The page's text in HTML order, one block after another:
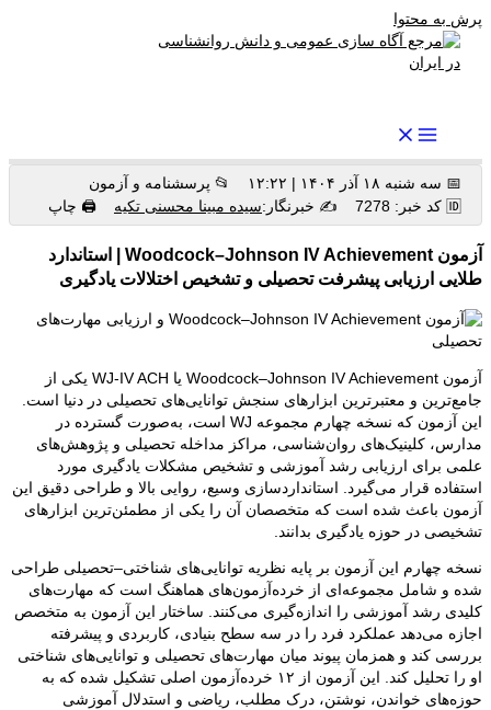
پرش به محتوا
📅 سه شنبه ۱۸ آذر ۱۴۰۴ | ۱۲:۲۲
📂 پرسشنامه و آزمون
🆔 کد خبر: 7278
✍️ خبرنگار:سیده مبینا محسنی تکیه 🖨 چاپ
آزمون Woodcock–Johnson IV Achievement | استاندارد
طلایی ارزیابی پیشرفت تحصیلی و تشخیص اختلالات یادگیری
آزمون Woodcock–Johnson IV Achievement یا WJ-IV ACH یکی از
جامع‌ترین و معتبرترین ابزارهای سنجش توانایی‌های تحصیلی در دنیا است.
این آزمون که نسخه چهارم مجموعه WJ است، به‌صورت گسترده در
مدارس، کلینیک‌های روان‌شناسی، مراکز مداخله تحصیلی و پژوهش‌های
علمی برای ارزیابی رشد آموزشی و تشخیص مشکلات یادگیری مورد
استفاده قرار می‌گیرد. استانداردسازی وسیع، روایی بالا و طراحی دقیق این
آزمون باعث شده است که متخصصان آن را یکی از مطمئن‌ترین ابزارهای
تشخیصی در حوزه یادگیری بدانند.
نسخه چهارم این آزمون بر پایه نظریه توانایی‌های شناختی–تحصیلی طراحی
شده و شامل مجموعه‌ای از خرده‌آزمون‌های هماهنگ است که مهارت‌های
کلیدی رشد آموزشی را اندازه‌گیری می‌کنند. ساختار این آزمون به متخصص
اجازه می‌دهد عملکرد فرد را در سه سطح بنیادی، کاربردی و پیشرفته
بررسی کند و همزمان پیوند میان مهارت‌های تحصیلی و توانایی‌های شناختی
او را تحلیل کند. این آزمون از ۱۲ خرده‌آزمون اصلی تشکیل شده که به
حوزه‌های خواندن، نوشتن، درک مطلب، ریاضی و استدلال آموزشی